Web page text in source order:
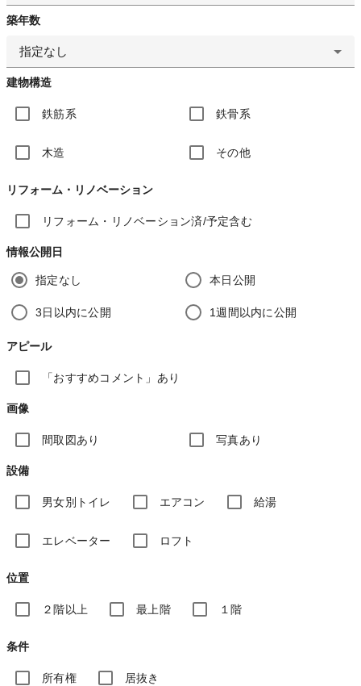
築年数
指定なし
建物構造
鉄筋系 鉄骨系
木造 その他
リフォーム・リノベーション
リフォーム・リノベーション済/予定含む
情報公開日
指定なし 本日公開
3日以内に公開 1週間以内に公開
アピール
「おすすめコメント」あり
画像
間取図あり 写真あり
設備
男女別トイレ エアコン 給湯
エレベーター ロフト
位置
２階以上 最上階 １階
条件
所有権 居抜き